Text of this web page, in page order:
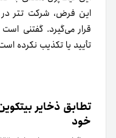
این فرض، شرکت تتر در
قرار می‌گیرد. گفتنی
تأیید یا تکذیب نکرده
تطابق ذخایر
خود